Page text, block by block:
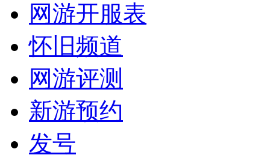
网游开服表
怀旧频道
网游评测
新游预约
发号